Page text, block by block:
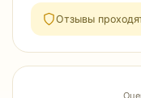
Отзывы